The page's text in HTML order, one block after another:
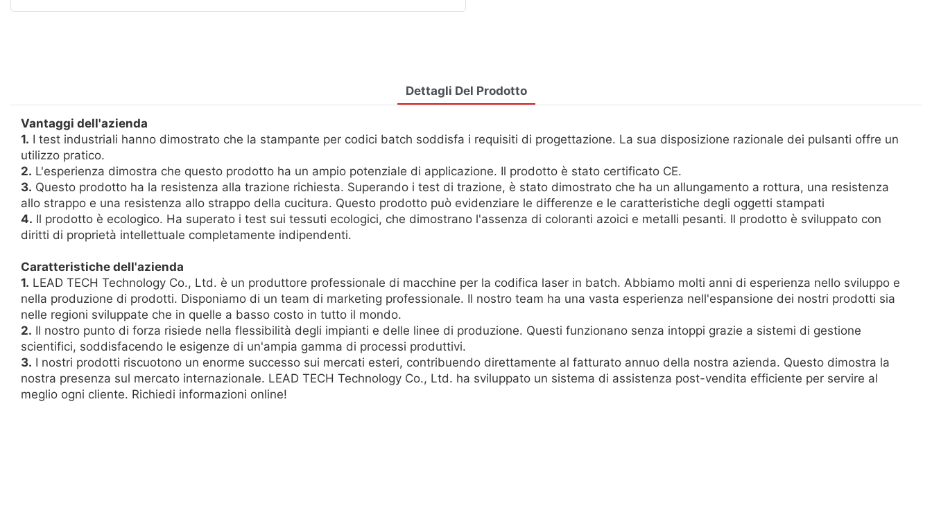
Dettagli Del Prodotto
Vantaggi dell'azienda
1. I test industriali hanno dimostrato che la stampante per codici batch soddisfa i requisiti di progettazione. La sua disposizione razionale dei pulsanti offre un
utilizzo pratico.
2. L'esperienza dimostra che questo prodotto ha un ampio potenziale di applicazione. Il prodotto è stato certificato CE.
3. Questo prodotto ha la resistenza alla trazione richiesta. Superando i test di trazione, è stato dimostrato che ha un allungamento a rottura, una resistenza
allo strappo e una resistenza allo strappo della cucitura. Questo prodotto può evidenziare le differenze e le caratteristiche degli oggetti stampati
4. Il prodotto è ecologico. Ha superato i test sui tessuti ecologici, che dimostrano l'assenza di coloranti azoici e metalli pesanti. Il prodotto è sviluppato con
diritti di proprietà intellettuale completamente indipendenti.
Caratteristiche dell'azienda
1. LEAD TECH Technology Co., Ltd. è un produttore professionale di macchine per la codifica laser in batch. Abbiamo molti anni di esperienza nello sviluppo e
nella produzione di prodotti. Disponiamo di un team di marketing professionale. Il nostro team ha una vasta esperienza nell'espansione dei nostri prodotti sia
nelle regioni sviluppate che in quelle a basso costo in tutto il mondo.
2. Il nostro punto di forza risiede nella flessibilità degli impianti e delle linee di produzione. Questi funzionano senza intoppi grazie a sistemi di gestione
scientifici, soddisfacendo le esigenze di un'ampia gamma di processi produttivi.
3. I nostri prodotti riscuotono un enorme successo sui mercati esteri, contribuendo direttamente al fatturato annuo della nostra azienda. Questo dimostra la
nostra presenza sul mercato internazionale. LEAD TECH Technology Co., Ltd. ha sviluppato un sistema di assistenza post-vendita efficiente per servire al
meglio ogni cliente. Richiedi informazioni online!